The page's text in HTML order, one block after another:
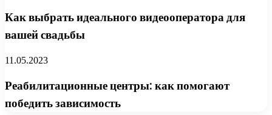
Как выбрать идеального видеооператора для
вашей свадьбы
11.05.2023
Реабилитационные центры: как помогают
победить зависимость